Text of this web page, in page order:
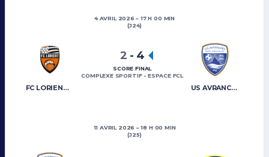
4 AVRIL 2026
17 H 00 MIN
(J24)
FC LORIENT B US AVRANCHES MONT-SAINT-MICHEL
2 - 4
SCORE FINAL
COMPLEXE SPORTIF - ESPACE FCL
11 AVRIL 2026
18 H 00 MIN
(J25)